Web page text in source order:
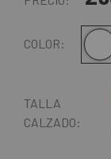
COLOR:
TALLA
CALZADO: